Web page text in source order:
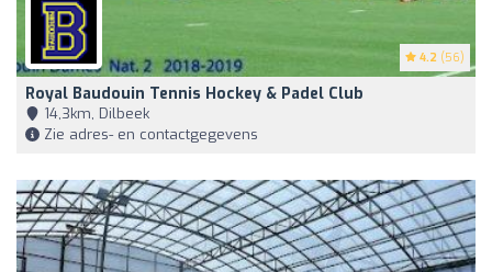
4.2 (56)
Royal Baudouin Tennis Hockey & Padel Club
14,3km, Dilbeek
Zie adres- en contactgegevens